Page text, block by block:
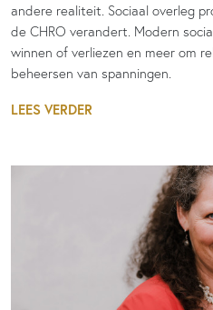
andere realiteit. Sociaal overleg
de CHRO verandert. Modern
winnen of verliezen en meer om
beheersen van spanningen.
LEES VERDER